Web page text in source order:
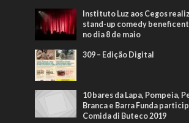
Instituto Luz aos Cegos
stand-up comedy
no dia 8 de maio
309 – Edição Digital
10 bares da Lapa, Pompeia,
Branca e Barra Funda
Comida di Buteco 2019